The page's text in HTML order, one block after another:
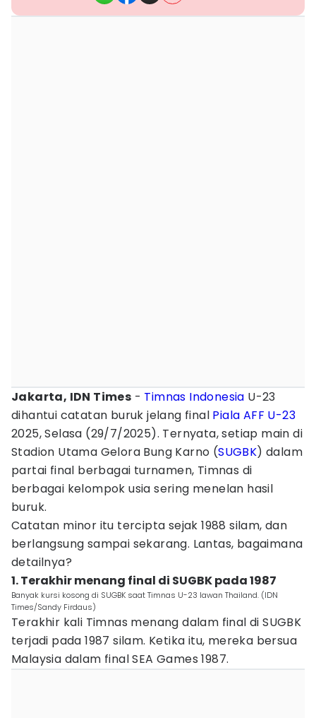
Jakarta, IDN Times - Timnas Indonesia U-23
dihantui catatan buruk jelang final Piala AFF U-23
2025, Selasa (29/7/2025). Ternyata, setiap main di
Stadion Utama Gelora Bung Karno (SUGBK) dalam
partai final berbagai turnamen, Timnas di
berbagai kelompok usia sering menelan hasil
buruk.
Catatan minor itu tercipta sejak 1988 silam, dan
berlangsung sampai sekarang. Lantas, bagaimana
detailnya?
1. Terakhir menang final di SUGBK pada 1987
Banyak kursi kosong di SUGBK saat Timnas U-23 lawan Thailand. (IDN
Times/Sandy Firdaus)
Terakhir kali Timnas menang dalam final di SUGBK
terjadi pada 1987 silam. Ketika itu, mereka bersua
Malaysia dalam final SEA Games 1987.